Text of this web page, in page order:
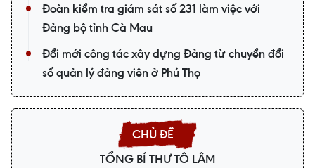
Đoàn kiểm tra giám sát số 231 làm việc với
Đảng bộ tỉnh Cà Mau
Đổi mới công tác xây dựng Đảng từ chuyển đổi
số quản lý đảng viên ở Phú Thọ
TỔNG BÍ THƯ TÔ LÂM